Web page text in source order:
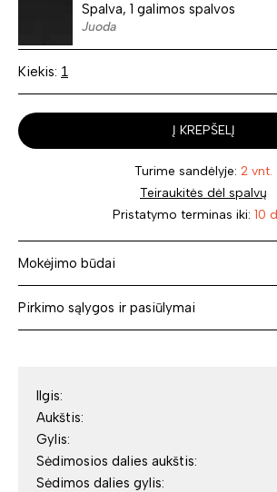
Spalva, 1 galimos spalvos
Juoda
Kiekis:
Į KREPŠELĮ
Turime sandėlyje: 2 vnt.
Teiraukitės dėl spalvų
Pristatymo terminas iki: 10
Mokėjimo būdai
Pirkimo sąlygos ir pasiūlymai
Ilgis:
Aukštis:
Gylis:
Sėdimosios dalies aukštis:
Sėdimos dalies gylis: